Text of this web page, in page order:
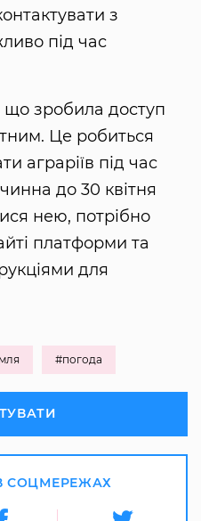
з
під час
що зробила доступ
Це робиться
аграріїв під час
до 30 квітня
нею, потрібно
платформи та
для
#погода
СОЦМЕРЕЖАХ